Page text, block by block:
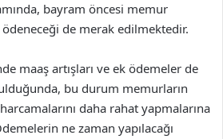
bayram öncesi memur
ödeneceği de merak edilmektedir.
maaş artışları ve ek ödemeler de
bu durum memurların
daha rahat yapmalarına
ne zaman yapılacağı